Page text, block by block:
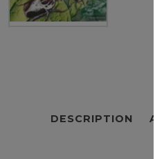
DESCRIPTION